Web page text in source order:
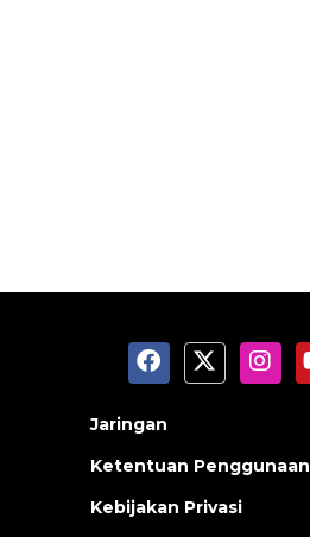
Jaringan
Ketentuan Penggunaan
Kebijakan Privasi